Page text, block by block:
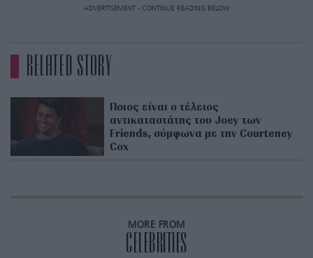
ADVERTISEMENT - CONTINUE READING BELOW
RELATED STORY
Ποιος είναι ο τέλειος
αντικαταστάτης του Joey των
Friends, σύμφωνα με την Courteney
Cox
MORE FROM
CELEBRITIES